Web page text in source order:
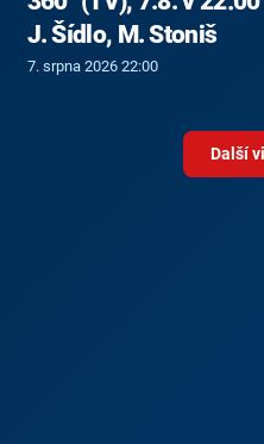
J. Šídlo, M. Stoniš
7. srpna 2026 22:00
Další